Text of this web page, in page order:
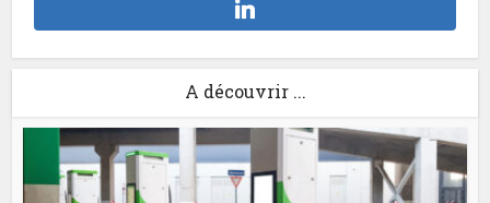
A découvrir ...